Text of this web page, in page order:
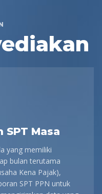
SPT Masa
yang memiliki
bulan terutama
Kena Pajak),
SPT PPN untuk